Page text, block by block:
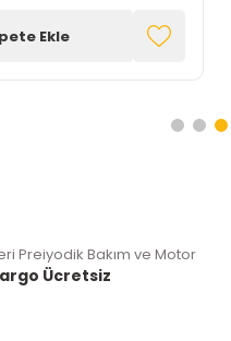
Ekle
Preiyodik Bakım ve Motor
Ücretsiz